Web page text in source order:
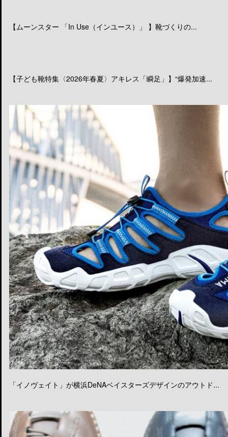
【ムーンスター 「In Use（インユース）」 】靴づくりの...
【子ども靴特集〈2026年春夏〉アキレス「瞬足」】“爆発加速...
「イノヴェイト」が横浜DeNAベイスターズデザインのアウトド...